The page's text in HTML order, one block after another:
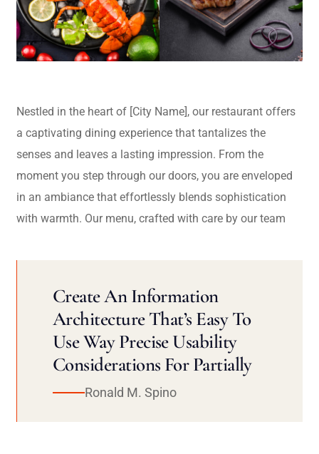
Nestled in the heart of [City Name], our restaurant offers
a captivating dining experience that tantalizes the
senses and leaves a lasting impression. From the
moment you step through our doors, you are enveloped
in an ambiance that effortlessly blends sophistication
with warmth. Our menu, crafted with care by our team
Create An Information
Architecture That’s Easy To
Use Way Precise Usability
Considerations For Partially
Ronald M. Spino